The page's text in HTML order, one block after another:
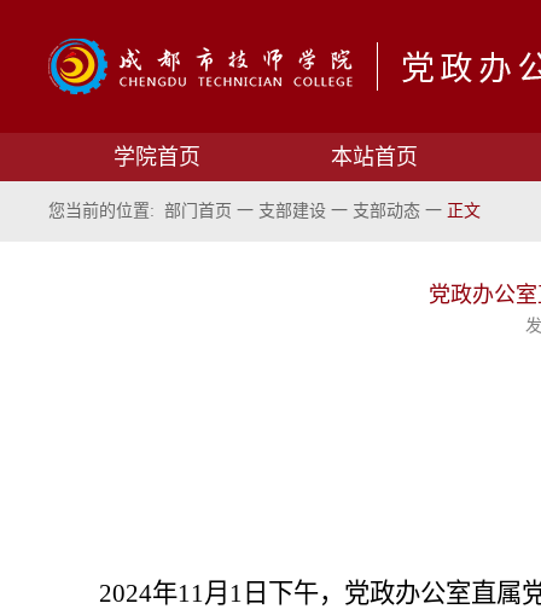
学院首页 本站首页
您当前的位置: 部门首页 一 支部建设 一 支部动态 一 正文
党政办公
2024年11月1日下午，党政办公室直属